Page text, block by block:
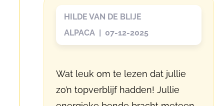
HILDE VAN DE BLIJE
ALPACA | 07-12-2025
Wat leuk om te lezen dat jullie
zo’n topverblijf hadden! Jullie